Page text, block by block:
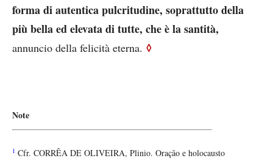
forma di autentica pulcritudine, soprattutto della
più bella ed elevata di tutte, che è la santità,
annuncio della felicità eterna. ◊
Note
1 Cfr. CORRÊA DE OLIVEIRA, Plinio. Oração e holocausto